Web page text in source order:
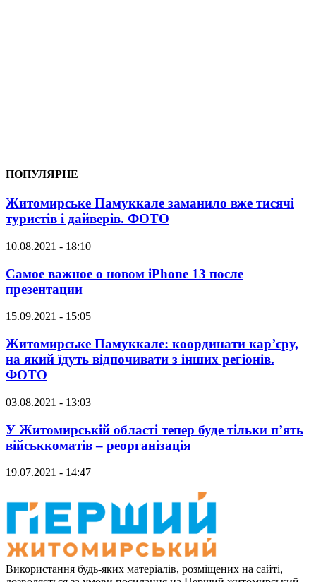
ПОПУЛЯРНЕ
Житомирське Памуккале заманило вже тисячі
туристів і дайверів. ФОТО
10.08.2021 - 18:10
Самое важное о новом iPhone 13 после
презентации
15.09.2021 - 15:05
Житомирське Памуккале: координати кар’єру,
на який їдуть відпочивати з інших регіонів.
ФОТО
03.08.2021 - 13:03
У Житомирській області тепер буде тільки п’ять
військкоматів – реорганізація
19.07.2021 - 14:47
Використання будь-яких матеріалів, розміщених на сайті,